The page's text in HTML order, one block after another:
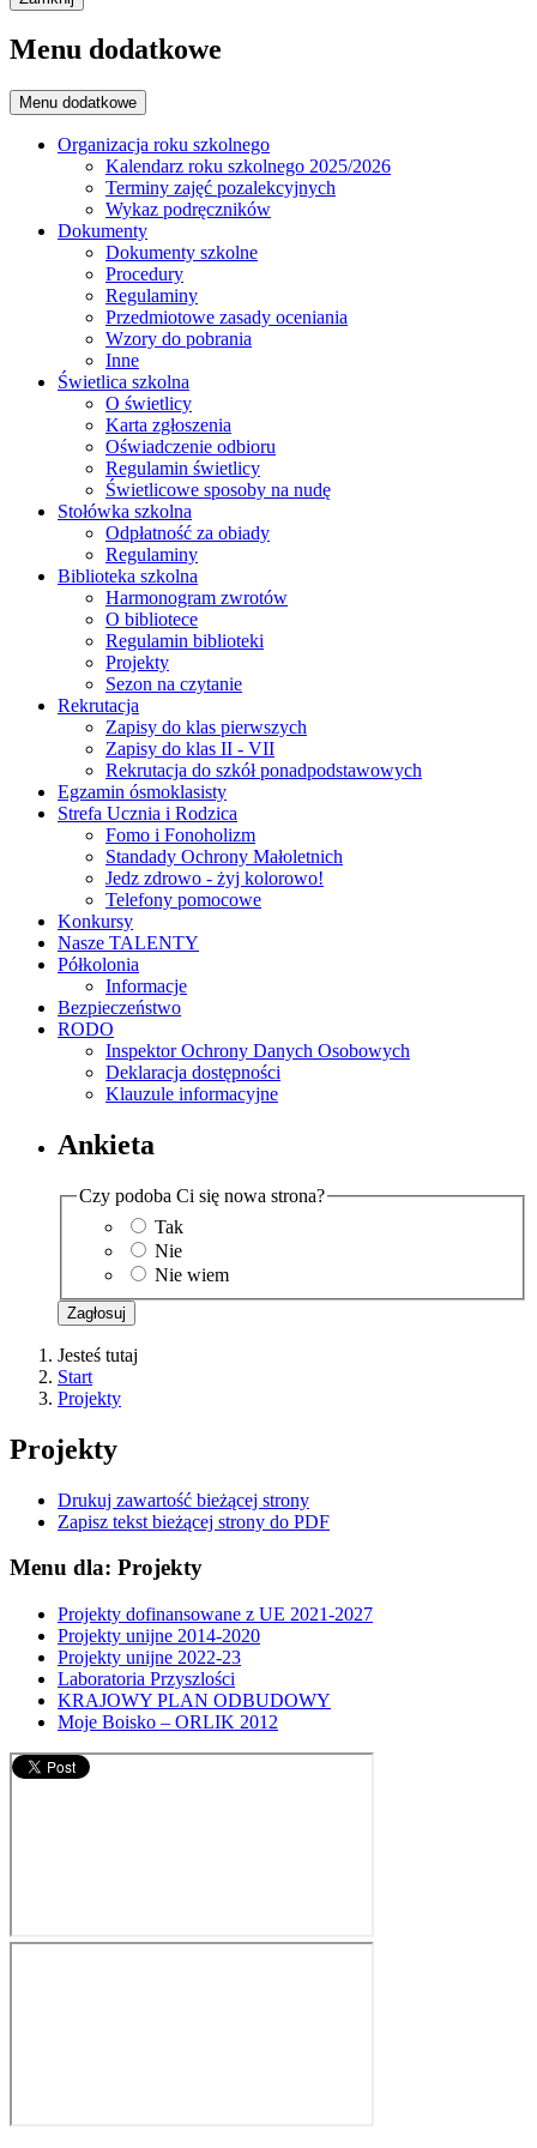
Menu dodatkowe
Menu dodatkowe
Organizacja roku szkolnego
Kalendarz roku szkolnego 2025/2026
Terminy zajęć pozalekcyjnych
Wykaz podręczników
Dokumenty
Dokumenty szkolne
Procedury
Regulaminy
Przedmiotowe zasady oceniania
Wzory do pobrania
Inne
Świetlica szkolna
O świetlicy
Karta zgłoszenia
Oświadczenie odbioru
Regulamin świetlicy
Świetlicowe sposoby na nudę
Stołówka szkolna
Odpłatność za obiady
Regulaminy
Biblioteka szkolna
Harmonogram zwrotów
O bibliotece
Regulamin biblioteki
Projekty
Sezon na czytanie
Rekrutacja
Zapisy do klas pierwszych
Zapisy do klas II - VII
Rekrutacja do szkół ponadpodstawowych
Egzamin ósmoklasisty
Strefa Ucznia i Rodzica
Fomo i Fonoholizm
Standady Ochrony Małoletnich
Jedz zdrowo - żyj kolorowo!
Telefony pomocowe
Konkursy
Nasze TALENTY
Półkolonia
Informacje
Bezpieczeństwo
RODO
Inspektor Ochrony Danych Osobowych
Deklaracja dostępności
Klauzule informacyjne
Ankieta
Czy podoba Ci się nowa strona?
Tak
Nie
Nie wiem
Zagłosuj
Jesteś tutaj
Start
Projekty
Projekty
Drukuj zawartość bieżącej strony
Zapisz tekst bieżącej strony do PDF
Menu dla: Projekty
Projekty dofinansowane z UE 2021-2027
Projekty unijne 2014-2020
Projekty unijne 2022-23
Laboratoria Przyszlości
KRAJOWY PLAN ODBUDOWY
Moje Boisko – ORLIK 2012